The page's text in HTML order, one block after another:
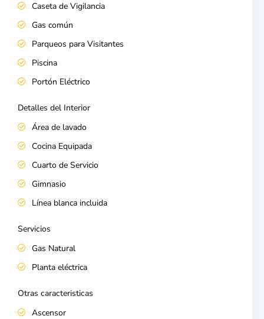
Caseta de Vigilancia
Gas común
Parqueos para Visitantes
Piscina
Portón Eléctrico
Detalles del Interior
Área de lavado
Cocina Equipada
Cuarto de Servicio
Gimnasio
Línea blanca incluida
Servicios
Gas Natural
Planta eléctrica
Otras caracteristicas
Ascensor